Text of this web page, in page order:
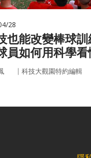
28
也能改變棒球
員如何用科學看
｜ 科技大觀園特約編輯